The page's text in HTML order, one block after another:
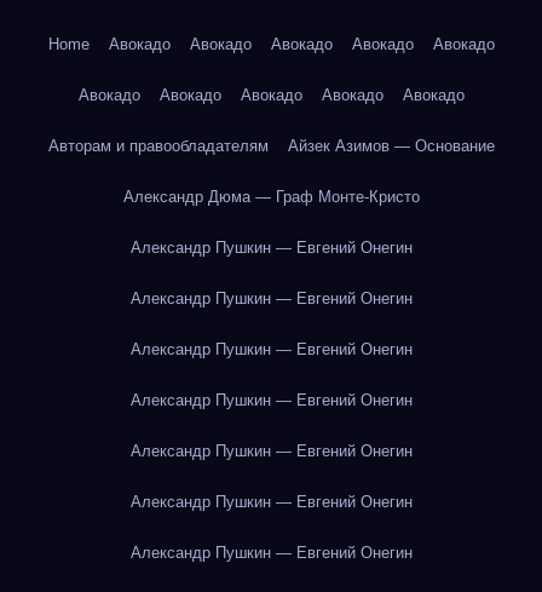
Home Авокадо Авокадо Авокадо Авокадо Авокадо
Авокадо Авокадо Авокадо Авокадо Авокадо
Авторам и правообладателям Айзек Азимов — Основание
Александр Дюма — Граф Монте-Кристо
Александр Пушкин — Евгений Онегин
Александр Пушкин — Евгений Онегин
Александр Пушкин — Евгений Онегин
Александр Пушкин — Евгений Онегин
Александр Пушкин — Евгений Онегин
Александр Пушкин — Евгений Онегин
Александр Пушкин — Евгений Онегин